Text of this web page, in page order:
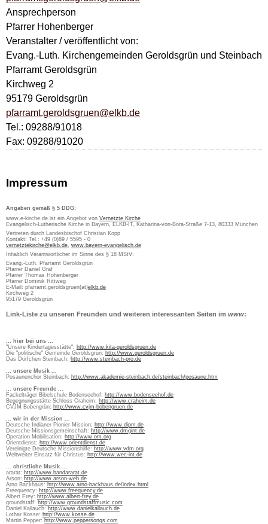
Ansprechperson
Pfarrer Hohenberger
Veranstalter / veröffentlicht von:
Evang.-Luth. Kirchengemeinden Geroldsgrün und Steinbach
Pfarramt Geroldsgrün
Kirchweg 2
95179 Geroldsgrün
pfarramt.geroldsgruen@elkb.de
Tel.: 09288/91018
Fax: 09288/91020
Impressum
Angaben gemäß § 5 DDG:
www.e-kirche.de ist ein Angebot von Vernetzte Kirche
Evangelisch-Lutherische Kirche in Bayern, ELKB-IT, Katharina-von-Bora-Straße 7-13, 80333 München
Vertreten durch Landesbischof Christian Kopp
Kontakt: Tel.: +49 (0)89 / 5595 - 0
vernetztekirche@elkb.de, www.bayern-evangelisch.de
Inhaltlich Verantwortlicher im Sinne des § 18 MStV:
Evang.-Luth. Pfarramt Geroldsgrün
Pfarrer Daniel Graf
Pfarrer Thomas Hohenberger
Pfarrer Dominik Rittweg
E-Mail: pfarramt.geroldsgruen(at)elkb.de
Kirchweg 2
95179 Geroldsgrün
Link-Liste zu unseren Freunden und weiteren interessanten Seiten im www:
... hier bei uns ...
"Unsere Kindertagesstätte": http://www.kita-geroldsgruen.de
Die "politische" Gemeinde Geroldsgrün: http://www.geroldsgruen.de
Das Dörfchen Steinbach: http://www.steinbach-pro.de
... unsere Musik ...
Posaunenchor Steinbach: http://www.akademie-steinbach.de/steinbach/posaune.htm
... unsere Freunde ...
Fackelträger Bibelschule Bodenseehof: http://www.bodenseehof.de
Begegnungsstätte Schloss Craheim: http://www.craheim.de
CVJM Bobengrün: http://www.cvjm-bobengruen.de
... wir in der Mission ...
Deutsche Indianer Pionier Mission: http://www.dipm.de
Deutsche Missionsgemeinschaft: http://www.dmgint.de
Operation Mobilisation: http://www.om.org
Orientdienst: http://www.orientdienst.de
Vereinigte Deutsche Missionshilfe: http://www.vdm.org
Weltweiter Einsatz für Christus: http://www.wec-int.de
... christliche Musik ...
ararat: http://www.bandararat.de
Arson: http://www.arson-web.de
Arno Backhaus: http://www.arno-backhaus.de/index.html
Freequency: http://www.freequency.de
Albert Frey: http://www.albert-frey.de
groundstaff: http://www.groundstaffmusic.com
Daniel Kallauch: http://www.danielkallauch.de
Lothar Kosse: http://www.kosse.de
Martin Pepper: http://www.peppersongs.com